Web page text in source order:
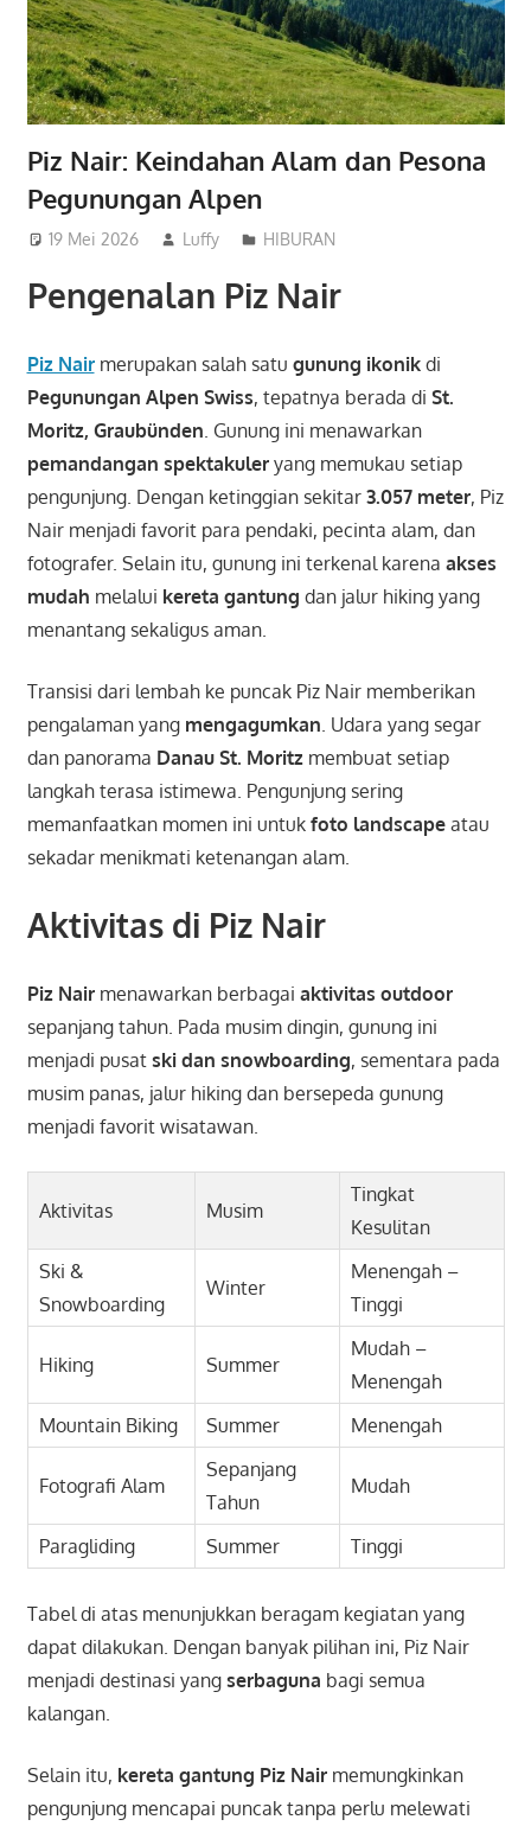
Piz Nair: Keindahan Alam dan Pesona
Pegunungan Alpen
19 Mei 2026 Luffy HIBURAN
Pengenalan Piz Nair
Piz Nairmerupakan salah satu gunung ikonikdi
Pegunungan Alpen Swiss, tepatnya berada di St.
Moritz, Graubünden . Gunung ini menawarkan
pemandangan spektakuleryang memukau setiap
pengunjung. Dengan ketinggian sekitar 3.057 meter, Piz
Nair menjadi favorit para pendaki, pecinta alam, dan
fotografer. Selain itu, gunung ini terkenal karena akses
mudah melalui kereta gantung dan jalur hiking yang
menantang sekaligus aman.
Transisi dari lembah ke puncak Piz Nair memberikan
pengalaman yang mengagumkan . Udara yang segar
dan panorama Danau St. Moritzmembuat setiap
langkah terasa istimewa. Pengunjung sering
memanfaatkan momen ini untuk foto landscapeatau
sekadar menikmati ketenangan alam.
Aktivitas di Piz Nair
Piz Nairmenawarkan berbagai aktivitas outdoor
sepanjang tahun. Pada musim dingin, gunung ini
menjadi pusat ski dan snowboarding, sementara pada
musim panas, jalur hiking dan bersepeda gunung
menjadi favorit wisatawan.
Aktivitas Musim
Tingkat
Kesulitan
Ski &
Snowboarding
Winter
Menengah –
Tinggi
Hiking Summer
Mudah –
Menengah
Mountain Biking
Summer Menengah
Fotografi Alam
Sepanjang
Tahun
Mudah
Paragliding Summer Tinggi
Tabel di atas menunjukkan beragam kegiatan yang
dapat dilakukan. Dengan banyak pilihan ini, Piz Nair
menjadi destinasi yang serbaguna bagi semua
kalangan.
Selain itu, kereta gantung Piz Nairmemungkinkan
pengunjung mencapai puncak tanpa perlu melewati